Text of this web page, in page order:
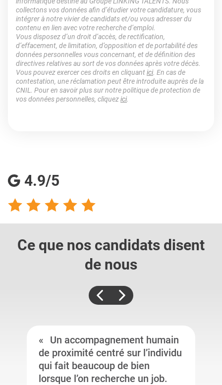
collectons vos données afin d’étudier votre candidature, vous
intégrer à notre vivier de candidats et/ou vous adresser du
contenu en lien avec votre recherche d’emploi.
Vous disposez d’un droit d’accès, de rectification,
d’effacement, de limitation, d’opposition et de portabilité des
données personnelles vous concernant, et de définition des
directives relatives au sort de vos données après votre décès.
Vous pouvez exercer ces droits en cliquantici. En cas de
contestation, une réclamation peut être introduite auprès de la
CNIL. Pour en savoir plus sur notre politique de protection de
vos données personnelles, cliquezici.
4.9/5
Ce que nos candidats disent
de nous
Un accompagnement humain
de proximité centré sur l’individu
qui fait beaucoup de bien
lorsque l’on recherche un job.